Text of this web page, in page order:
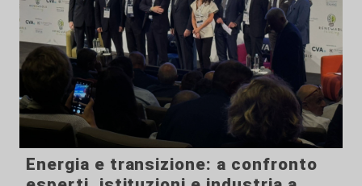
Energia e transizione: a confronto